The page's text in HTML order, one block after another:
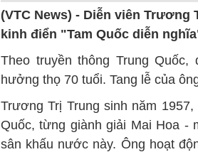
(VTC News) - Diễn viên Trương
kinh điển "Tam Quốc diễn
Theo truyền thông Trung
hưởng thọ 70 tuổi. Tang lễ của
Trương Trị Trung sinh năm
Quốc, từng giành giải Mai Hoa -
sân khấu nước này. Ông hoạt